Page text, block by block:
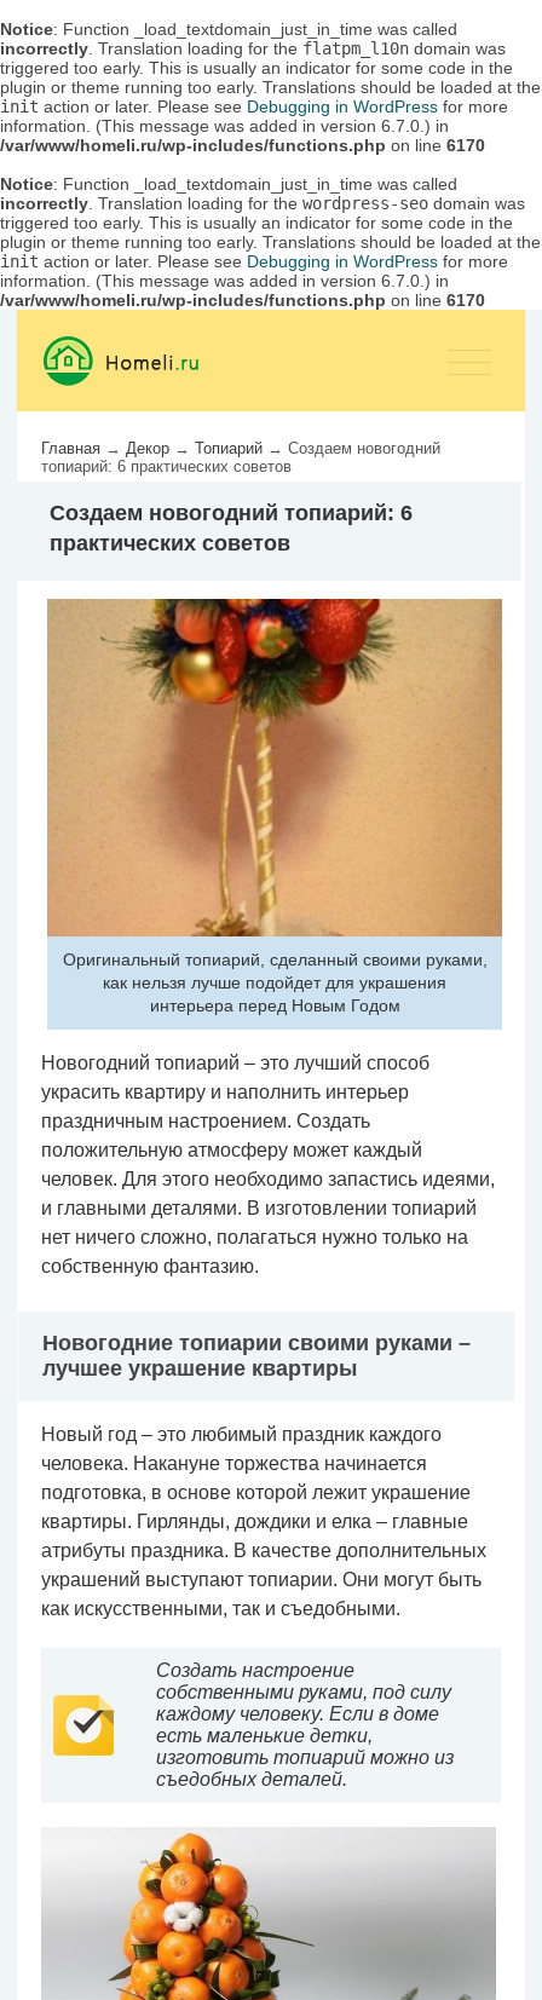
Notice: Function _load_textdomain_just_in_time was called
incorrectly . Translation loading for the flatpm_l10n domain was
triggered too early. This is usually an indicator for some code in the
plugin or theme running too early. Translations should be loaded at the
init action or later. Please see Debugging in WordPress for more
information. (This message was added in version 6.7.0.) in
/var/www/homeli.ru/wp-includes/functions.php on line 6170
Notice: Function _load_textdomain_just_in_time was called
incorrectly . Translation loading for the wordpress-seo domain was
triggered too early. This is usually an indicator for some code in the
plugin or theme running too early. Translations should be loaded at the
init action or later. Please see Debugging in WordPress for more
information. (This message was added in version 6.7.0.) in
/var/www/homeli.ru/wp-includes/functions.php on line 6170
Главная → Декор → Топиарий → Создаем новогодний
топиарий: 6 практических советов
Создаем новогодний топиарий: 6
практических советов
Оригинальный топиарий, сделанный своими руками,
как нельзя лучше подойдет для украшения
интерьера перед Новым Годом
Новогодний топиарий – это лучший способ
украсить квартиру и наполнить интерьер
праздничным настроением. Создать
положительную атмосферу может каждый
человек. Для этого необходимо запастись идеями,
и главными деталями. В изготовлении топиарий
нет ничего сложно, полагаться нужно только на
собственную фантазию.
Новогодние топиарии своими руками –
лучшее украшение квартиры
Новый год – это любимый праздник каждого
человека. Накануне торжества начинается
подготовка, в основе которой лежит украшение
квартиры. Гирлянды, дождики и елка – главные
атрибуты праздника. В качестве дополнительных
украшений выступают топиарии. Они могут быть
как искусственными, так и съедобными.
Создать настроение
собственными руками, под силу
каждому человеку. Если в доме
есть маленькие детки,
изготовить топиарий можно из
съедобных деталей.